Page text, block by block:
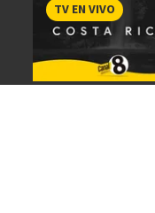
TV EN VIVO